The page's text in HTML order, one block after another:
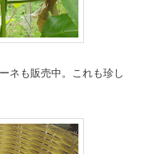
ネも販売中。これも珍し